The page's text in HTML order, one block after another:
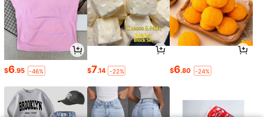
$6.95 -46% $7.14 -22% $6.80 -24%